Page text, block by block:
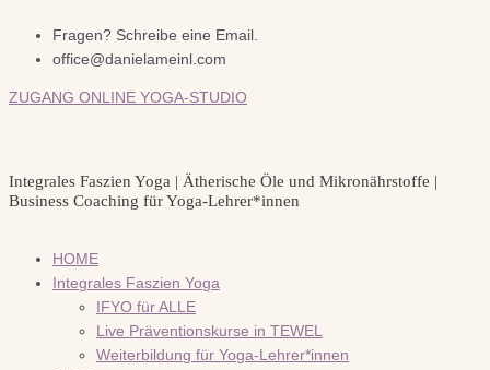
Inhalt
springen
Fragen? Schreibe eine Email.
office@danielameinl.com
ZUGANG ONLINE YOGA-STUDIO
Integrales Faszien Yoga | Ätherische Öle und Mikronährstoffe |
Business Coaching für Yoga-Lehrer*innen
HOME
Integrales Faszien Yoga
IFYO für ALLE
Live Präventionskurse in TEWEL
Weiterbildung für Yoga-Lehrer*innen